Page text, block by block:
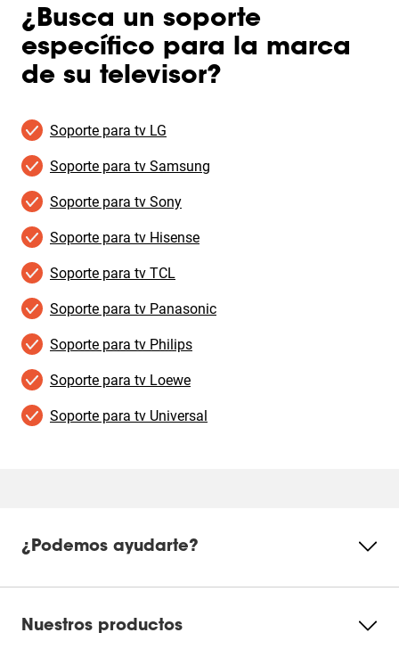
¿Busca un soporte
específico para la marca
de su televisor?
Soporte para tv LG
Soporte para tv Samsung
Soporte para tv Sony
Soporte para tv Hisense
Soporte para tv TCL
Soporte para tv Panasonic
Soporte para tv Philips
Soporte para tv Loewe
Soporte para tv Universal
¿Podemos ayudarte?
Nuestros productos